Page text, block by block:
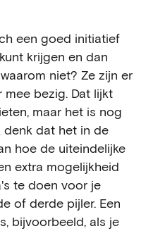
een goed initiatief
krijgen en dan
niet? Ze zijn er
bezig. Dat lijkt
maar het is nog
dat het in de
hoe de uiteindelijke
extra mogelijkheid
te doen voor je
of derde pijler. Een
bijvoorbeeld, als je